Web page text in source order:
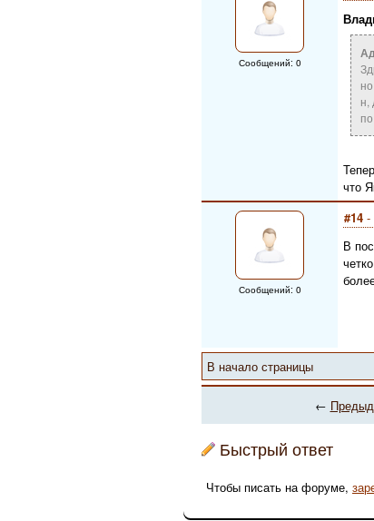
Сообщений: 0
н,
что
Сообщений: 0
#14 -
В
В начало страницы
←
Быстрый ответ
Чтобы писать на форуме,